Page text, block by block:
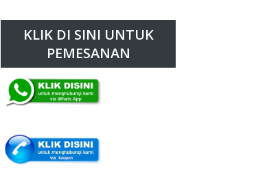
KLIK DI SINI UNTUK
PEMESANAN